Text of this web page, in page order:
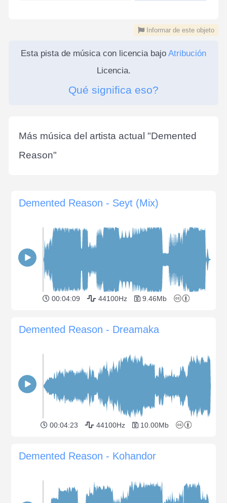
Informar de este objeto
Esta pista de música con licencia bajo Atribución
Licencia.
Qué significa eso?
Más música del artista actual "Demented
Reason"
Demented Reason - Seyt (Mix)
00:04:09 44100Hz 9.46Mb
Demented Reason - Dreamaka
00:04:23 44100Hz 10.00Mb
Demented Reason - Kohandor